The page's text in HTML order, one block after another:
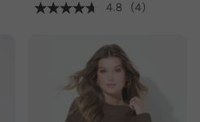
4.8
(4)